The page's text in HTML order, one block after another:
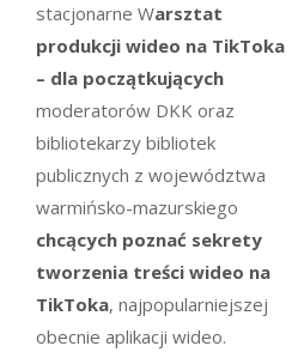
stacjonarne Warsztat
produkcji wideo na TikToka
– dla początkujących
moderatorów DKK oraz
bibliotekarzy bibliotek
publicznych z województwa
warmińsko-mazurskiego
chcących poznać sekrety
tworzenia treści wideo na
TikToka, najpopularniejszej
obecnie aplikacji wideo.